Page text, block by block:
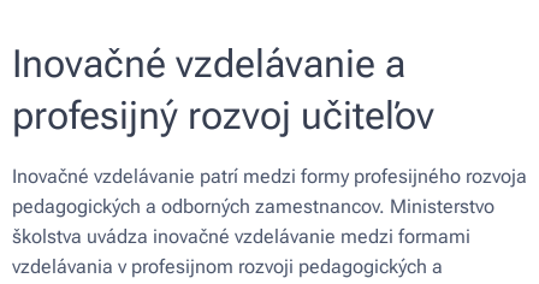
Inovačné vzdelávanie a
profesijný rozvoj učiteľov
Inovačné vzdelávanie patrí medzi formy profesijného rozvoja
pedagogických a odborných zamestnancov. Ministerstvo
školstva uvádza inovačné vzdelávanie medzi formami
vzdelávania v profesijnom rozvoji pedagogických a